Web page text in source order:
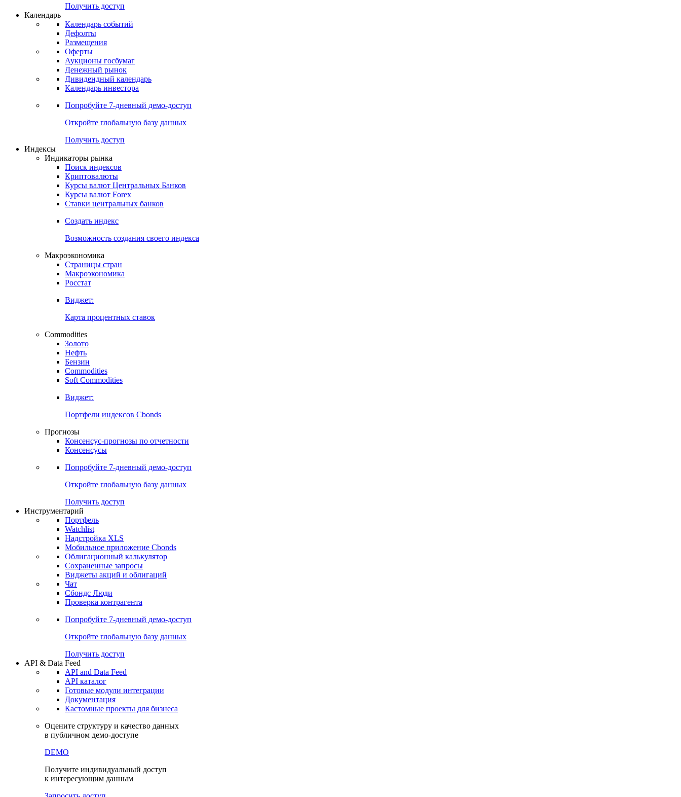
Получить доступ
Календарь
Календарь событий
Дефолты
Размещения
Оферты
Аукционы госбумаг
Денежный рынок
Дивидендный календарь
Календарь инвестора
Попробуйте 7-дневный демо-доступ
Откройте глобальную базу данных
Получить доступ
Индексы
Индикаторы рынка
Поиск индексов
Криптовалюты
Курсы валют Центральных Банков
Курсы валют Forex
Ставки центральных банков
Создать индекс
Возможность создания своего индекса
Макроэкономика
Страницы стран
Макроэкономика
Росстат
Виджет:
Карта процентных ставок
Commodities
Золото
Нефть
Бензин
Commodities
Soft Commodities
Виджет:
Портфели индексов Cbonds
Прогнозы
Консенсус-прогнозы по отчетности
Консенсусы
Попробуйте 7-дневный демо-доступ
Откройте глобальную базу данных
Получить доступ
Инструментарий
Портфель
Watchlist
Надстройка XLS
Мобильное приложение Cbonds
Облигационный калькулятор
Сохраненные запросы
Виджеты акций и облигаций
Чат
Сбондс Люди
Проверка контрагента
Попробуйте 7-дневный демо-доступ
Откройте глобальную базу данных
Получить доступ
API & Data Feed
API and Data Feed
API каталог
Готовые модули интеграции
Документация
Кастомные проекты для бизнеса
Оцените структуру и качество данных
в публичном демо-доступе
DEMO
Получите индивидуальный доступ
к интересующим данным